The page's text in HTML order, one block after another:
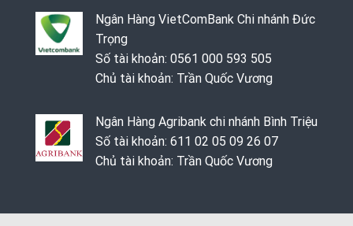
Ngân Hàng VietComBank Chi nhánh Đức
Trọng
Số tài khoản: 0561 000 593 505
Chủ tài khoản: Trần Quốc Vương
Ngân Hàng Agribank chi nhánh Bình Triệu
Số tài khoản: 611 02 05 09 26 07
Chủ tài khoản: Trần Quốc Vương